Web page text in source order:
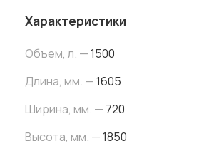
Характеристики
Объем, л. —1500
Длина, мм. —1605
Ширина, мм. — 720
Высота, мм. —1850